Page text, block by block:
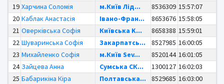
19 Харчина Соломія м.Київ Лід... 8536309 15:57:07
20 Каблак Анастасія Івано-Фран... 8653676 15:58:05
21 Оверківська Софія Київська K... 8658388 15:59:01
22 Шуваринська Софія Закарпатсь... 8527985 16:00:05
23 Михайленко Софія м.Київ Sev... 8520144 16:01:05
24 Зайцева Анна Сумська СК... 1300127 16:02:03
25 Бабарикіна Кіра Полтавська... 8529685 16:03:00